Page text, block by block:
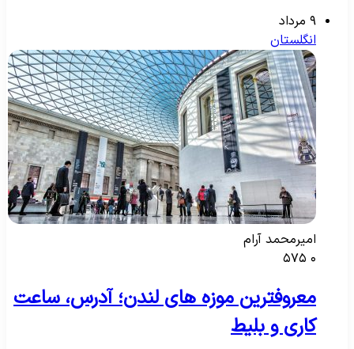
انگلستان
امیرمحمد آرام
معروفترین موزه های لندن؛ آدرس، ساعت
کاری و بلیط